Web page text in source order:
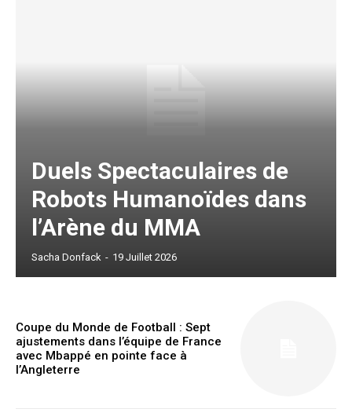
Duels Spectaculaires de
Robots Humanoïdes dans
l’Arène du MMA
Sacha Donfack - 19 Juillet 2026
Coupe du Monde de Football : Sept
ajustements dans l’équipe de France
avec Mbappé en pointe face à
l’Angleterre